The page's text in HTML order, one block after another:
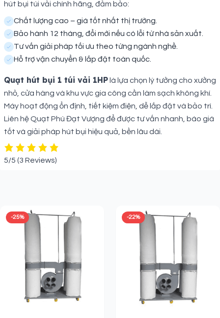
hút bụi túi vải chính hãng, đảm bảo:
Chất lượng cao – giá tốt nhất thị trường.
Bảo hành 12 tháng, đổi mới nếu có lỗi từ nhà sản xuất.
Tư vấn giải pháp tối ưu theo từng ngành nghề.
Hỗ trợ vận chuyển & lắp đặt toàn quốc.
Quạt hút bụi 1 túi vải 1HP là lựa chọn lý tưởng cho xưởng
nhỏ, cửa hàng và khu vực gia công cần làm sạch không khí.
Máy hoạt động ổn định, tiết kiệm điện, dễ lắp đặt và bảo trì.
Liên hệ Quạt Phú Đạt Vượng để được tư vấn nhanh, báo giá
tốt và giải pháp hút bụi hiệu quả, bền lâu dài.
5/5 (3 Reviews)
-25% -22%